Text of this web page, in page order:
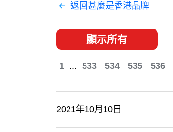
返回甚麼是香港品牌
顯示所有
1 ... 533 534 535 536
2021年10月10日